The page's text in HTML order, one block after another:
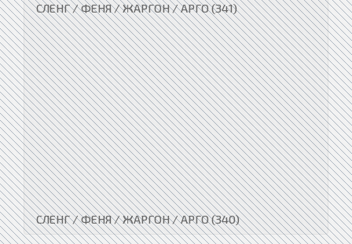
СЛЕНГ / ФЕНЯ / ЖАРГОН / АРГО (341)
СЛЕНГ / ФЕНЯ / ЖАРГОН / АРГО (340)